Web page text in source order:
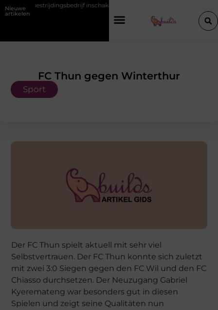
Nieuwe
artikelen
inschakelt vóór de winter
FC Thun gegen Winterthur
Sport
Der FC Thun spielt aktuell mit sehr viel
Selbstvertrauen. Der FC Thun konnte sich zuletzt
mit zwei 3:0 Siegen gegen den FC Wil und den FC
Chiasso durchsetzen. Der Neuzugang Gabriel
Kyeremateng war besonders gut in diesen
Spielen und zeigt seine Qualitäten nun